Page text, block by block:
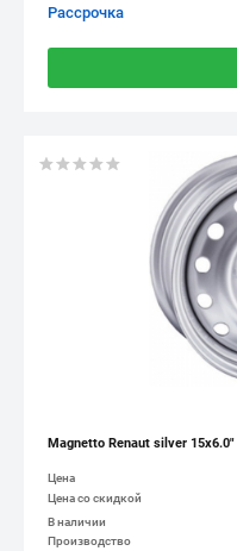
Рассрочка
Magnetto Renaut silver
Цена
Цена со скидкой
В наличии
Производство